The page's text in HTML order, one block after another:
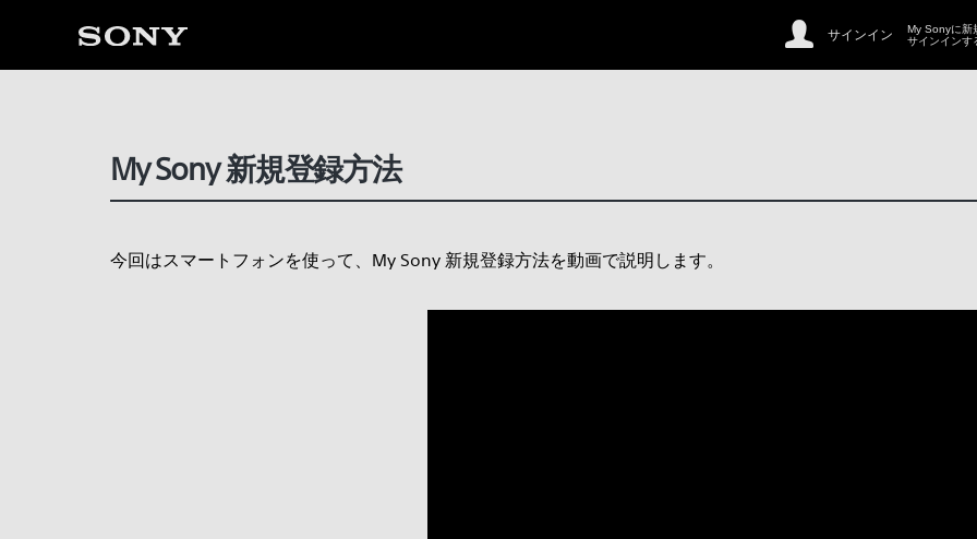
サインイン
My Sonyに新
サインインす
My Sony 新規登録方法
今回はスマートフォンを使って、My Sony 新規登録方法を動画で説明します。